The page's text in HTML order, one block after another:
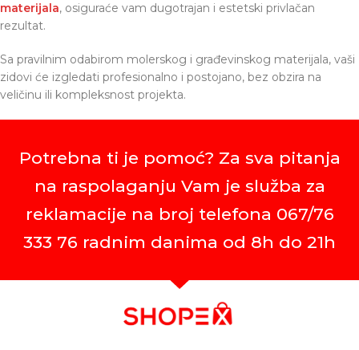
materijala, osiguraće vam dugotrajan i estetski privlačan
rezultat.
Sa pravilnim odabirom molerskog i građevinskog materijala, vaši
zidovi će izgledati profesionalno i postojano, bez obzira na
veličinu ili kompleksnost projekta.
Potrebna ti je pomoć? Za sva pitanja
na raspolaganju Vam je služba za
reklamacije na broj telefona 067/76
333 76 radnim danima od 8h do 21h